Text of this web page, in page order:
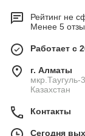
Рейтинг не
Менее 5
Работает с
г. Алматы
Казахстан
Контакты
Сегодня